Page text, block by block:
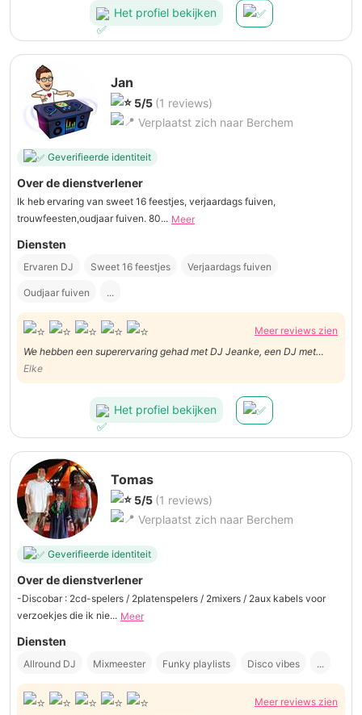
Het profiel bekijken
Jan
5/5 (1 reviews)
Verplaatst zich naar Berchem
Geverifieerde identiteit
Over de dienstverlener
Ik heb ervaring van sweet 16 feestjes, verjaardags fuiven,
trouwfeesten,oudjaar fuiven. 80... Meer
Diensten
Ervaren DJ Sweet 16 feestjes Verjaardags fuiven
Oudjaar fuiven ...
Meer reviews zien
We hebben een superervaring gehad met DJ Jeanke, een DJ met
passie voor zijn vak, professionele uitrusting en heel symptahiek. Wij
kunnen hem alleen maar warm aanbevelen! Dankjewel DJ Jeanke, je
hebt onze dag echt compleet gemaakt! 🎶👏
Elke
Het profiel bekijken
Tomas
5/5 (1 reviews)
Verplaatst zich naar Berchem
Geverifieerde identiteit
Over de dienstverlener
-Discobar : 2cd-spelers / 2platenspelers / 2mixers / 2aux kabels voor
verzoekjes die ik nie... Meer
Diensten
Allround DJ Mixmeester Funky playlists Disco vibes ...
Meer reviews zien